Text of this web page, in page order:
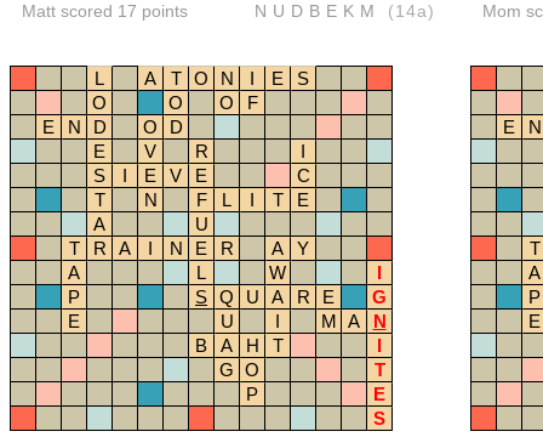
Matt scored 17 points NUDBEKM (14a) Mom
L A T O N I E
S
O
O O
F
E
N D O
D
E
V R
I
S
I E V E
C
T
N F L I T
E
A
U
T
R A I N E R A
Y
A
L W
I
P
S Q U A R E
G
E
U I M A
N
B
A H T
I
G O
T
P
E
S
E N
T
A
P
E